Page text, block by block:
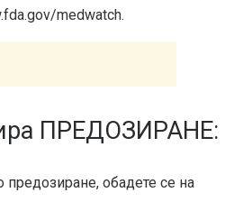
medwatch.
ПРЕДОЗИРАНЕ:
предозиране, обадете се на